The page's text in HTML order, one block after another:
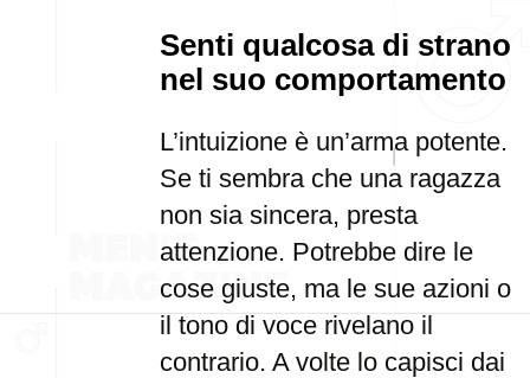
Senti qualcosa di strano
nel suo comportamento
L’intuizione è un’arma potente.
Se ti sembra che una ragazza
non sia sincera, presta
attenzione. Potrebbe dire le
cose giuste, ma le sue azioni o
il tono di voce rivelano il
contrario. A volte lo capisci dai